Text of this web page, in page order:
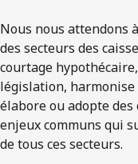
Nous nous attendons
des secteurs des
courtage
législation,
élabore ou adopte
enjeux communs qui
de tous ces secteurs.